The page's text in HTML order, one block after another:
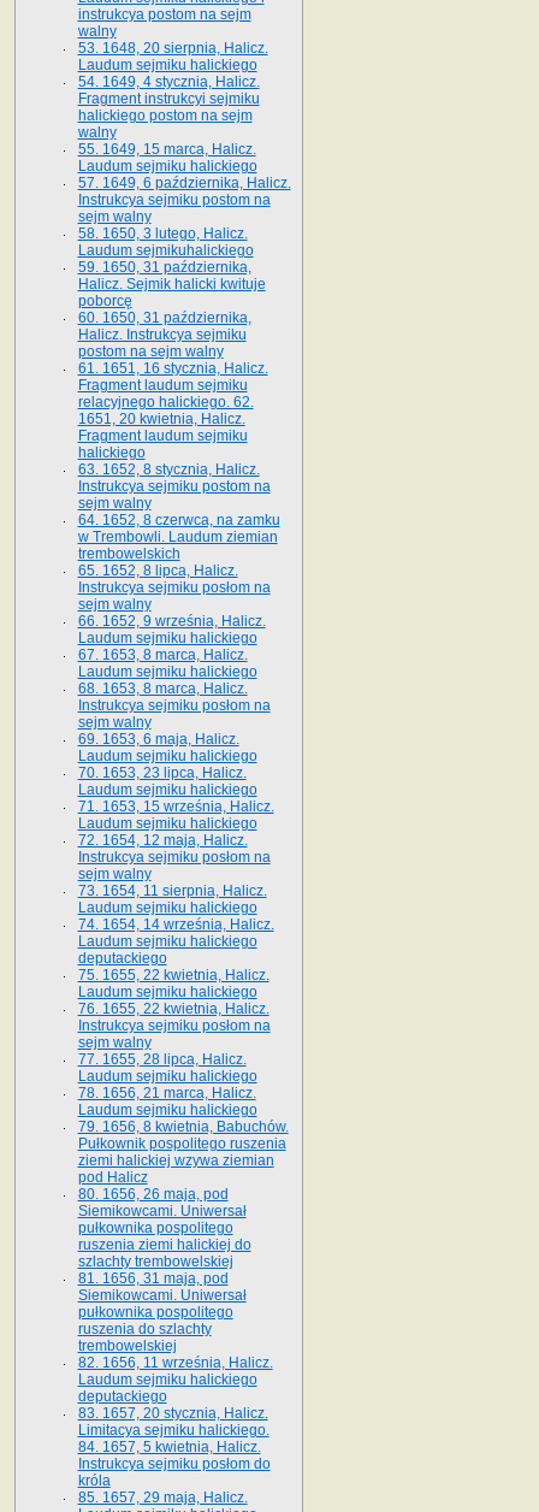
instrukcya postom na sejm
walny
53. 1648, 20 sierpnia, Halicz.
Laudum sejmiku halickiego
54. 1649, 4 stycznia, Halicz.
Fragment instrukcyi sejmiku
halickiego postom na sejm
walny
55. 1649, 15 marca, Halicz.
Laudum sejmiku halickiego
57. 1649, 6 października, Halicz.
Instrukcya sejmiku postom na
sejm walny
58. 1650, 3 lutego, Halicz.
Laudum sejmikuhalickiego
59. 1650, 31 października,
Halicz. Sejmik halicki kwituje
poborcę
60. 1650, 31 października,
Halicz. Instrukcya sejmiku
postom na sejm walny
61. 1651, 16 stycznia, Halicz.
Fragment laudum sejmiku
relacyjnego halickiego. 62.
1651, 20 kwietnia, Halicz.
Fragment laudum sejmiku
halickiego
63. 1652, 8 stycznia, Halicz.
Instrukcya sejmiku postom na
sejm walny
64. 1652, 8 czerwca, na zamku
w Trembowli. Laudum ziemian
trembowelskich
65. 1652, 8 lipca, Halicz.
Instrukcya sejmiku posłom na
sejm walny
66. 1652, 9 września, Halicz.
Laudum sejmiku halickiego
67. 1653, 8 marca, Halicz.
Laudum sejmiku halickiego
68. 1653, 8 marca, Halicz.
Instrukcya sejmiku posłom na
sejm walny
69. 1653, 6 maja, Halicz.
Laudum sejmiku halickiego
70. 1653, 23 lipca, Halicz.
Laudum sejmiku halickiego
71. 1653, 15 września, Halicz.
Laudum sejmiku halickiego
72. 1654, 12 maja, Halicz.
Instrukcya sejmiku posłom na
sejm walny
73. 1654, 11 sierpnia, Halicz.
Laudum sejmiku halickiego
74. 1654, 14 września, Halicz.
Laudum sejmiku halickiego
deputackiego
75. 1655, 22 kwietnia, Halicz.
Laudum sejmiku halickiego
76. 1655, 22 kwietnia, Halicz.
Instrukcya sejmiku posłom na
sejm walny
77. 1655, 28 lipca, Halicz.
Laudum sejmiku halickiego
78. 1656, 21 marca, Halicz.
Laudum sejmiku halickiego
79. 1656, 8 kwietnia, Babuchów.
Pułkownik pospolitego ruszenia
ziemi halickiej wzywa ziemian
pod Halicz
80. 1656, 26 maja, pod
Siemikowcami. Uniwersał
pułkownika pospolitego
ruszenia ziemi halickiej do
szlachty trembowelskiej
81. 1656, 31 maja, pod
Siemikowcami. Uniwersał
pułkownika pospolitego
ruszenia do szlachty
trembowelskiej
82. 1656, 11 września, Halicz.
Laudum sejmiku halickiego
deputackiego
83. 1657, 20 stycznia, Halicz.
Limitacya sejmiku halickiego.
84. 1657, 5 kwietnia, Halicz.
Instrukcya sejmiku posłom do
króla
85. 1657, 29 maja, Halicz.